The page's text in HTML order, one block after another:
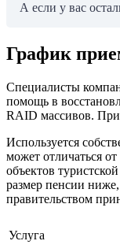
А если у вас
График
Специалисты
помощь в
RAID массивов.
Используется
может отличаться
объектов
размер пенсии
правительством
Услуга